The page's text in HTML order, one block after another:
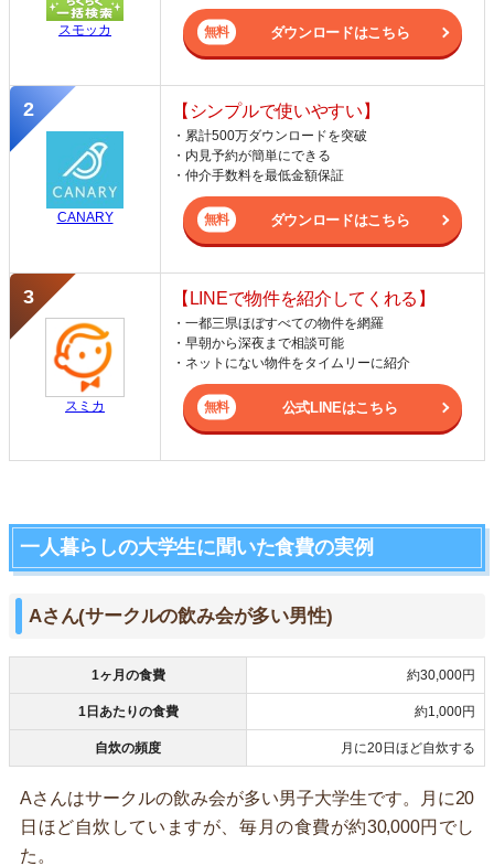
スモッカ ダウンロードはこちら
CANARY
【シンプルで使いやすい】
・累計500万ダウンロードを突破
・内見予約が簡単にできる
・仲介手数料を最低金額保証
ダウンロードはこちら
スミカ
【LINEで物件を紹介してくれる】
・一都三県ほぼすべての物件を網羅
・早朝から深夜まで相談可能
・ネットにない物件をタイムリーに紹介
公式LINEはこちら
一人暮らしの大学生に聞いた食費の実例
Aさん(サークルの飲み会が多い男性)
1ヶ月の食費 約30,000円
1日あたりの食費 約1,000円
自炊の頻度 月に20日ほど自炊する
Aさんはサークルの飲み会が多い男子大学生です。月に20
日ほど自炊していますが、毎月の食費が約30,000円でし
た。